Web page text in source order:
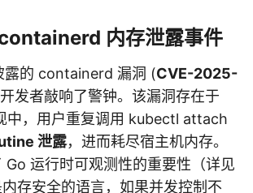
内存泄露事件
露的 containerd 漏洞 (CVE-2025-
发者敲响了警钟。该漏洞存在于
中，用户重复调用 kubectl attach
泄露，进而耗尽宿主机内存。
Go 运行时可观测性的重要性（详见
存安全的语言，如果并发控制不